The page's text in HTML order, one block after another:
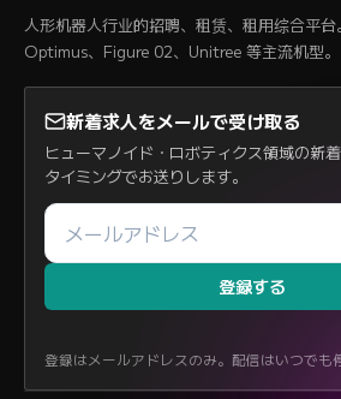
人形机器人行业的招聘、租赁、租用综合平台
Optimus、Figure 02、Unitree 等主流机型。
新着求人をメールで受け取る
ヒューマノイド・ロボティクス領域の新
タイミングでお送りします。
登録する
登録はメールアドレスのみ。配信はいつでも